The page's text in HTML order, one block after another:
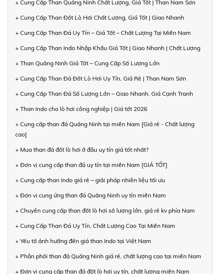
+ Cung Cấp Than Quảng Ninh Chất Lượng, Giá Tốt | Than Nam Sơn
+ Cung Cấp Than Đốt Lò Hơi Chất Lượng, Giá Tốt | Giao Nhanh
+ Cung Cấp Than Đá Uy Tín – Giá Tốt – Chất Lượng Tại Miền Nam
+ Cung Cấp Than Indo Nhập Khẩu Giá Tốt | Giao Nhanh | Chất Lượng
+ Than Quảng Ninh Giá Tốt – Cung Cấp Số Lượng Lớn
+ Cung Cấp Than Đá Đốt Lò Hơi Uy Tín, Giá Rẻ | Than Nam Sơn
+ Cung Cấp Than Đá Số Lượng Lớn – Giao Nhanh, Giá Cạnh Tranh
+ Than Indo cho lò hơi công nghiệp | Giá tốt 2026
+ Cung cấp than đá Quảng Ninh tại miền Nam [Giá rẻ - Chất lượng
cao]
+ Mua than đá đốt lò hơi ở đâu uy tín giá tốt nhất?
+ Đơn vị cung cấp than đá uy tín tại miền Nam [GIÁ TỐT]
+ Cung cấp than Indo giá rẻ – giải pháp nhiên liệu tối ưu
+ Đơn vị cung ứng than đá Quảng Ninh uy tín miền Nam
+ Chuyên cung cấp than đốt lò hơi số lượng lớn, giá rẻ kv phía Nam
+ Cung Cấp Than Đá Uy Tín, Chất Lượng Cao Tại Miền Nam
+ Yếu tố ảnh hưởng đến giá than Indo tại Việt Nam
+ Phân phối than đá Quảng Ninh giá rẻ, chất lượng cao tại miền Nam
+ Đơn vị cung cấp than đá đốt lò hơi uy tín, chất lượng miền Nam